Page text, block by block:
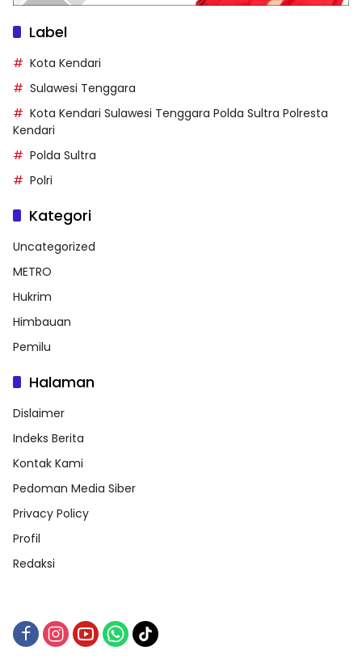
Label
Kota Kendari
Sulawesi Tenggara
Kota Kendari Sulawesi Tenggara Polda Sultra Polresta
Kendari
Polda Sultra
Polri
Kategori
Uncategorized
METRO
Hukrim
Himbauan
Pemilu
Halaman
Dislaimer
Indeks Berita
Kontak Kami
Pedoman Media Siber
Privacy Policy
Profil
Redaksi